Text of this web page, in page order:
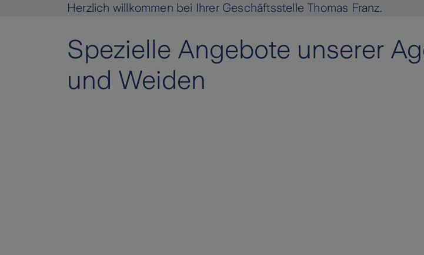
Herzlich willkommen bei Ihrer Geschäftsstelle Thomas Franz.
Spezielle Angebote unserer
und Weiden